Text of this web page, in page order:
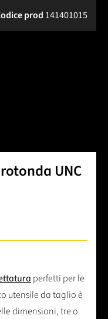
prod 141401015
UNC
perfetti per le
utensile da taglio è
dimensioni, tre o